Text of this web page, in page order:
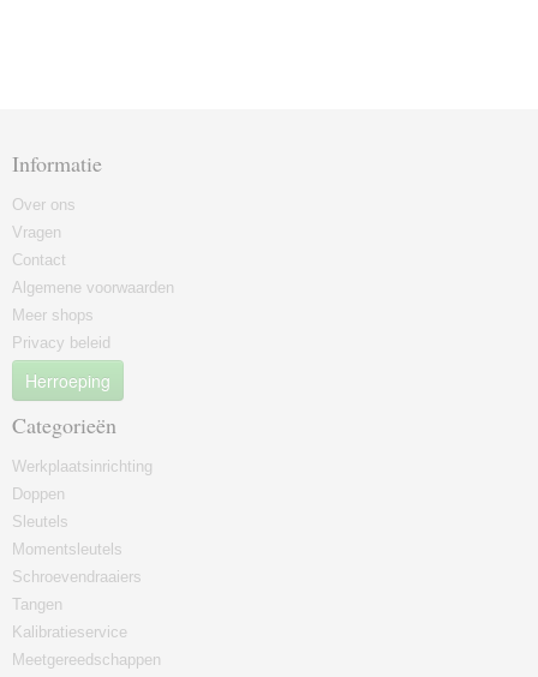
Informatie
Over ons
Vragen
Contact
Algemene voorwaarden
Meer shops
Privacy beleid
Herroeping
Categorieën
Werkplaatsinrichting
Doppen
Sleutels
Momentsleutels
Schroevendraaiers
Tangen
Kalibratieservice
Meetgereedschappen